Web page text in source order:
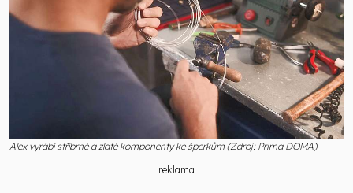
Alex vyrábí stříbrné a zlaté komponenty ke šperkům (Zdroj: Prima DOMA)
reklama